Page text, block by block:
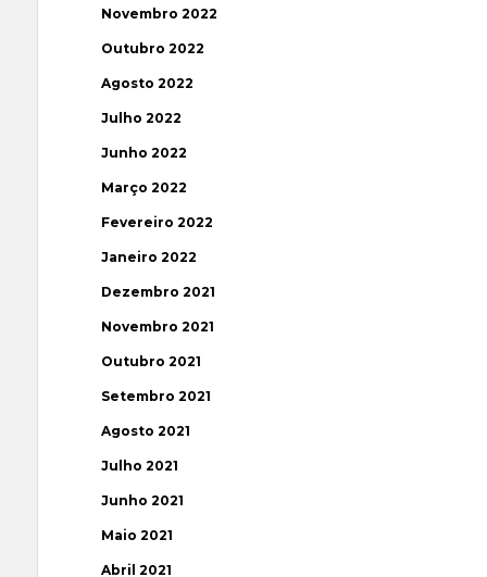
Novembro 2022
Outubro 2022
Agosto 2022
Julho 2022
Junho 2022
Março 2022
Fevereiro 2022
Janeiro 2022
Dezembro 2021
Novembro 2021
Outubro 2021
Setembro 2021
Agosto 2021
Julho 2021
Junho 2021
Maio 2021
Abril 2021